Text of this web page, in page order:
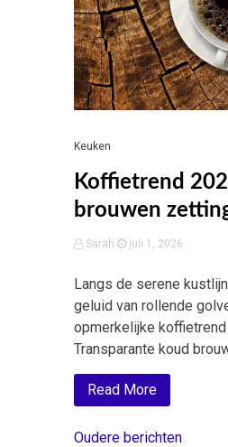
Keuken
Koffietrend
brouwen
Sarah juli 1, 2026
Langs de serene
geluid van rollende
opmerkelijke
Transparante koud
Read More
Oudere berichten